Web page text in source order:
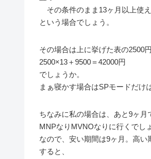
その条件のまま13ヶ月以上使
という場合でしょう。
その場合は上に挙げた表の2500
2500×13＋9500＝42000円
でしょうか。
まぁ寝かす場合はSPモードだけ
ちなみに私の場合は、あと9ヶ
MNPなりMVNOなりに行くでし
なので、安い期間は9ヶ月。高い
すると、